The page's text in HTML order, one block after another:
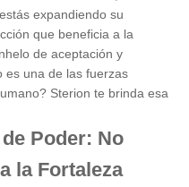
expandiendo su
que beneficia a la
de aceptación y
es una de las fuerzas
Sterion te brinda esa
Poder: No
la Fortaleza